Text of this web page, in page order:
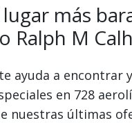
lugar más
Ralph M
ayuda a encontrar
en 728
nuestras últimas